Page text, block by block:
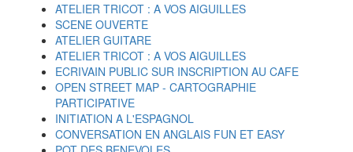
ATELIER TRICOT : A VOS AIGUILLES
SCENE OUVERTE
ATELIER GUITARE
ATELIER TRICOT : A VOS AIGUILLES
ECRIVAIN PUBLIC SUR INSCRIPTION AU CAFE
OPEN STREET MAP - CARTOGRAPHIE
PARTICIPATIVE
INITIATION A L'ESPAGNOL
CONVERSATION EN ANGLAIS FUN ET EASY